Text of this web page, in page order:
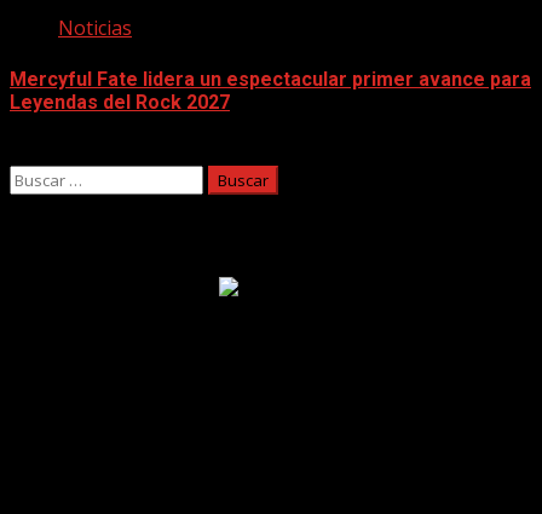
Noticias
Mercyful Fate lidera un espectacular primer avance para
Leyendas del Rock 2027
Buscar: